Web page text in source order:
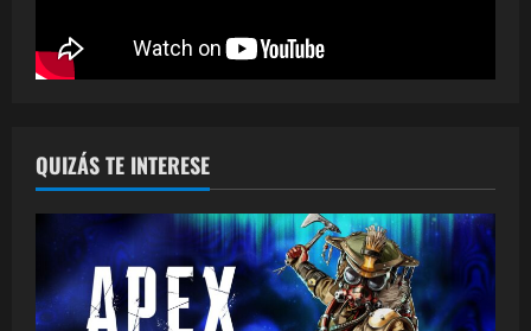
QUIZÁS TE INTERESE